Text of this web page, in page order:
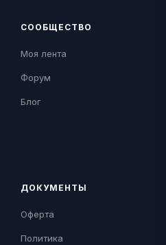
СООБЩЕСТВО
Моя лента
Форум
Блог
ДОКУМЕНТЫ
Оферта
Политика